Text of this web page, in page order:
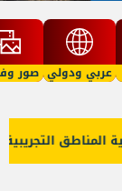
عربي ودولي صور
التجريبية